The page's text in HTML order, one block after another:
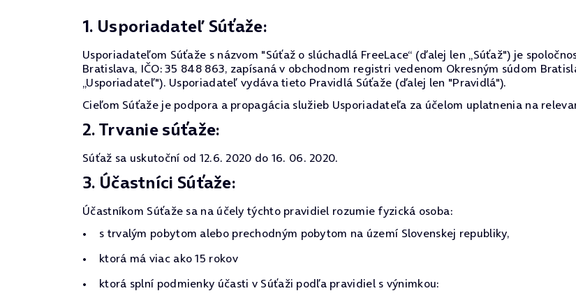
1. Usporiadateľ Súťaže:
Usporiadateľom Súťaže s názvom "Súťaž o slúchadlá FreeLace“ (ďalej len „Súťaž") je
Bratislava, IČO: 35 848 863, zapísaná v obchodnom registri vedenom Okresným súdom
„Usporiadateľ"). Usporiadateľ vydáva tieto Pravidlá Súťaže (ďalej len "Pravidlá").
Cieľom Súťaže je podpora a propagácia služieb Usporiadateľa za účelom uplatnenia na
2. Trvanie súťaže:
Súťaž sa uskutoční od 12.6. 2020 do 16. 06. 2020.
3. Účastníci Súťaže:
Účastníkom Súťaže sa na účely týchto pravidiel rozumie fyzická osoba:
s trvalým pobytom alebo prechodným pobytom na území Slovenskej republiky,
ktorá má viac ako 15 rokov
ktorá splní podmienky účasti v Súťaži podľa pravidiel s výnimkou: